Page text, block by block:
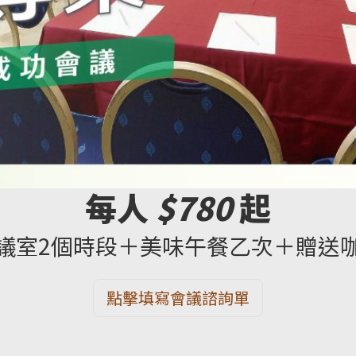
每人$780起
室2個時段＋美味午餐乙次＋贈送
點擊填寫會議諮詢單